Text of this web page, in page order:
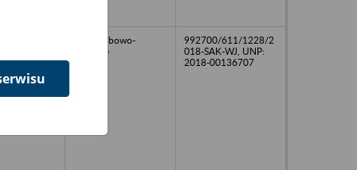
akta osobowo-
płacowe
992700/611/1228/2
018-SAK-WJ, UNP:
2018-00136707